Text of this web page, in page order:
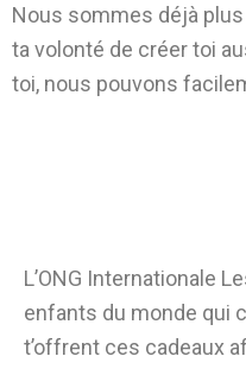
Nous sommes déjà
ta volonté de créer toi
toi, nous pouvons
L’ONG Internationale
enfants du monde qui
t’offrent ces cadeaux